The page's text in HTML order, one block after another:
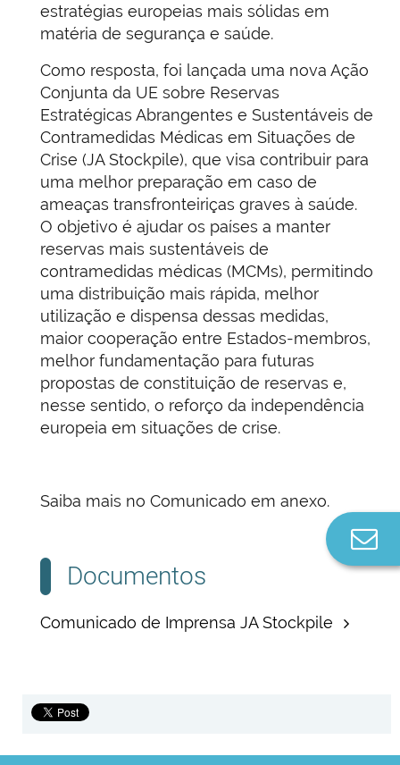
estratégias europeias mais sólidas em
matéria de segurança e saúde.
Como resposta, foi lançada uma nova Ação
Conjunta da UE sobre Reservas
Estratégicas Abrangentes e Sustentáveis de
Contramedidas Médicas em Situações de
Crise (JA Stockpile), que visa contribuir para
uma melhor preparação em caso de
ameaças transfronteiriças graves à saúde.
O objetivo é ajudar os países a manter
reservas mais sustentáveis de
contramedidas médicas (MCMs), permitindo
uma distribuição mais rápida, melhor
utilização e dispensa dessas medidas,
maior cooperação entre Estados-membros,
melhor fundamentação para futuras
propostas de constituição de reservas e,
nesse sentido, o reforço da independência
europeia em situações de crise.
Saiba mais no Comunicado em anexo.
Documentos
Comunicado de Imprensa JA Stockpile